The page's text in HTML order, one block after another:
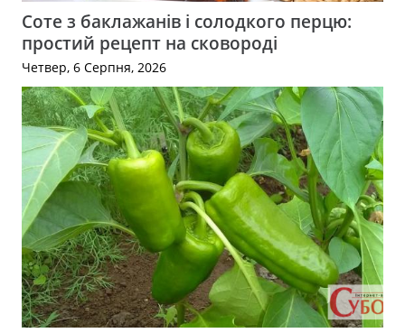
Соте з баклажанів і солодкого перцю:
простий рецепт на сковороді
Четвер, 6 Серпня, 2026